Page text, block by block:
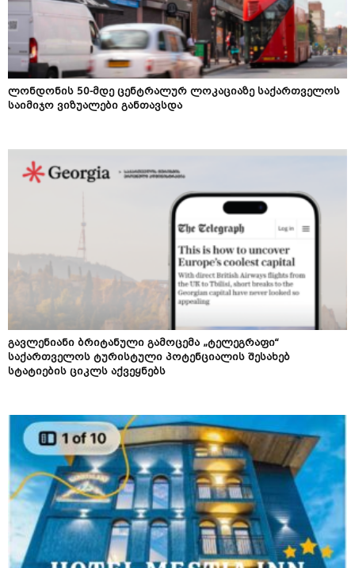
ლონდონის 50-მდე ცენტრალურ ლოკაციაზე საქართველოს
საიმიჯო ვიზუალები განთავსდა
გავლენიანი ბრიტანული გამოცემა „ტელეგრაფი“
საქართველოს ტურისტული პოტენციალის შესახებ
სტატიების ციკლს აქვეყნებს